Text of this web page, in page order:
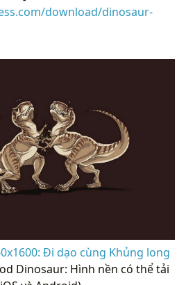
download/dinosaur-
Đi dạo cùng Khủng long
Dinosaur: Hình nền có thể tải